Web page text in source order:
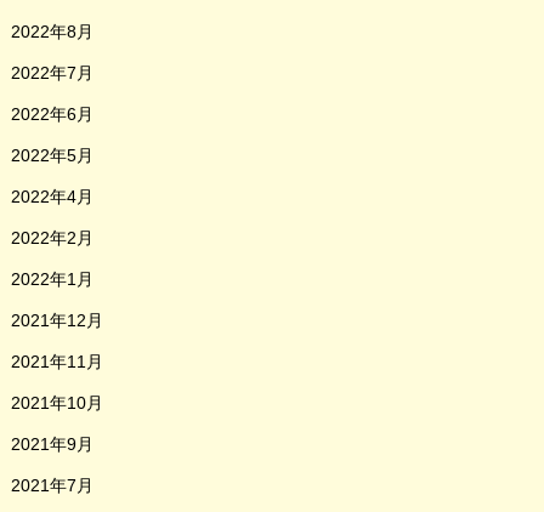
2022年8月
2022年7月
2022年6月
2022年5月
2022年4月
2022年2月
2022年1月
2021年12月
2021年11月
2021年10月
2021年9月
2021年7月